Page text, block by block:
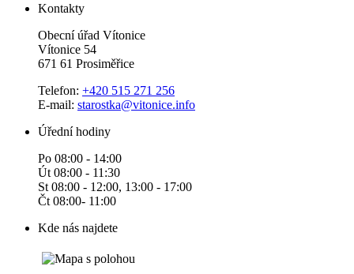
Kontakty
Obecní úřad Vítonice
Vítonice 54
671 61 Prosiměřice
Telefon: +420 515 271 256
E-mail: starostka@vitonice.info
Úřední hodiny
Po 08:00 - 14:00
Út 08:00 - 11:30
St 08:00 - 12:00, 13:00 - 17:00
Čt 08:00- 11:00
Kde nás najdete